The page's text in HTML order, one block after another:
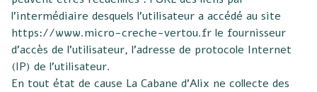
l’intermédiaire desquels l’utilisateur a accédé au site
https://www.micro-creche-vertou.fr le fournisseur
d’accès de l’utilisateur, l’adresse de protocole Internet
(IP) de l’utilisateur.
En tout état de cause La Cabane d’Alix ne collecte des